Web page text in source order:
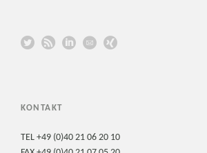
KONTAKT
TEL +49 (0)40 21 06 20 10